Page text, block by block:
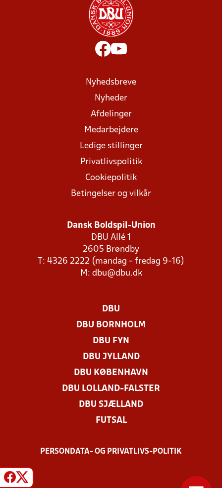
Nyhedsbreve
Nyheder
Afdelinger
Medarbejdere
Ledige stillinger
Privatlivspolitik
Cookiepolitik
Betingelser og vilkår
Dansk Boldspil-Union
DBU Allé 1
2605 Brøndby
T: 4326 2222 (mandag - fredag 9-16)
M: dbu@dbu.dk
DBU
DBU BORNHOLM
DBU FYN
DBU JYLLAND
DBU KØBENHAVN
DBU LOLLAND-FALSTER
DBU SJÆLLAND
FUTSAL
PERSONDATA- OG PRIVATLIVS-POLITIK